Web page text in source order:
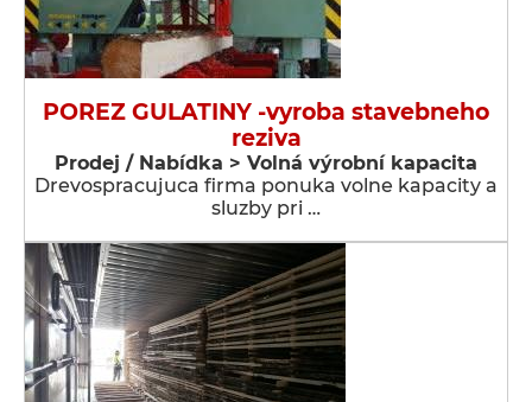
POREZ GULATINY -vyroba stavebneho
reziva
Prodej / Nabídka > Volná výrobní kapacita
Drevospracujuca firma ponuka volne kapacity a
sluzby pri …